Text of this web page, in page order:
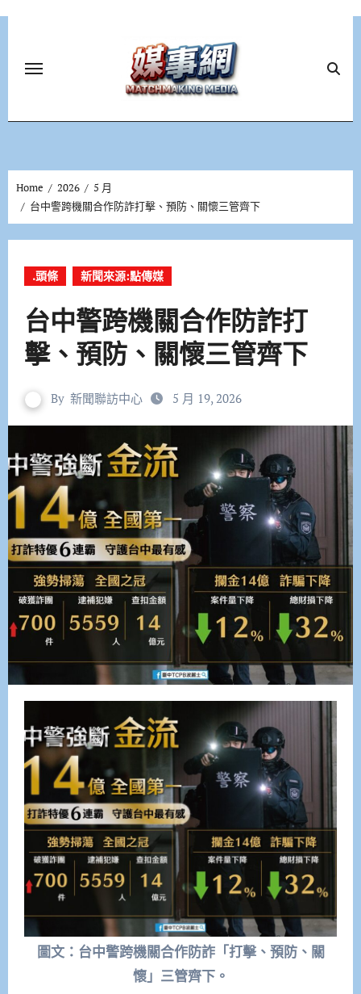
Home 2026
5 月
台中警跨機關合作防詐打擊、預防、關懷三管齊下
.頭條 新聞來源:點傳媒
台中警跨機關合作防詐打
擊、預防、關懷三管齊下
By 新聞聯訪中心 5 月 19, 2026
圖文：台中警跨機關合作防詐「打擊、預防、關
懷」三管齊下。